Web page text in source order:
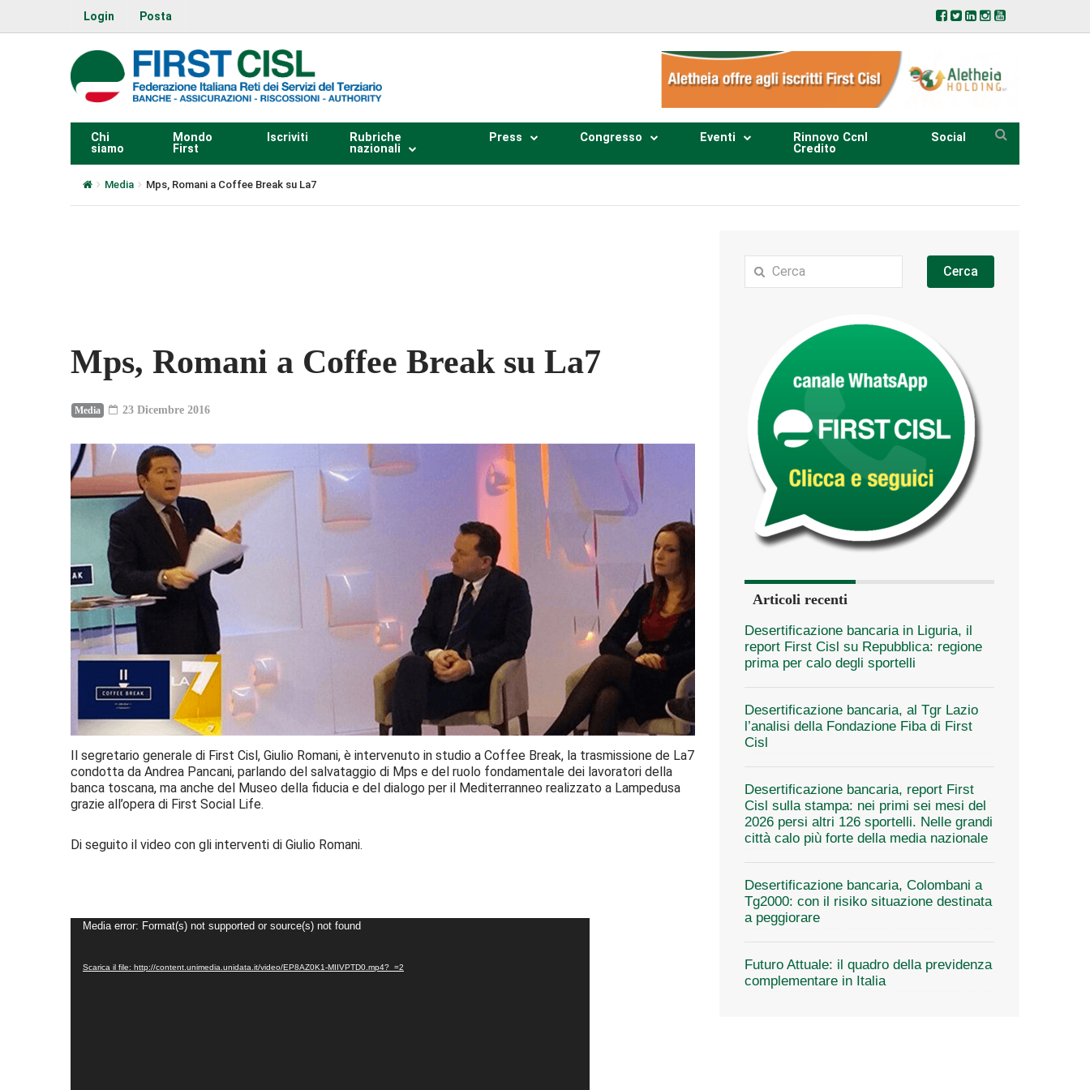
Login Posta
Chi
siamo
Mondo
First
Iscriviti
Rubriche
nazionali
Press Congresso Eventi
Rinnovo Ccnl
Credito
Social
Media Mps, Romani a Coffee Break su La7
Mps, Romani a Coffee Break su La7
Media 23 Dicembre 2016
Il segretario generale di First Cisl, Giulio Romani, è intervenuto in studio a Coffee Break, la trasmissione de La7
condotta da Andrea Pancani, parlando del salvataggio di Mps e del ruolo fondamentale dei lavoratori della
banca toscana, ma anche del Museo della fiducia e del dialogo per il Mediterranneo realizzato a Lampedusa
grazie all’opera di First Social Life.
Di seguito il video con gli interventi di Giulio Romani.
Video
Media error: Format(s) not supported or source(s) not found
Scarica il file: http://content.unimedia.unidata.it/video/EP8AZ0K1-MIIVPTD0.mp4?_=2
Cerca
Articoli recenti
Desertificazione bancaria in Liguria, il
report First Cisl su Repubblica: regione
prima per calo degli sportelli
Desertificazione bancaria, al Tgr Lazio
l’analisi della Fondazione Fiba di First
Cisl
Desertificazione bancaria, report First
Cisl sulla stampa: nei primi sei mesi del
2026 persi altri 126 sportelli. Nelle grandi
città calo più forte della media nazionale
Desertificazione bancaria, Colombani a
Tg2000: con il risiko situazione destinata
a peggiorare
Futuro Attuale: il quadro della previdenza
complementare in Italia